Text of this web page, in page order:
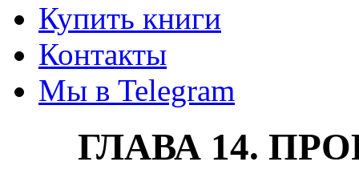
Купить книги
Контакты
Мы в Telegram
ГЛАВА 14.